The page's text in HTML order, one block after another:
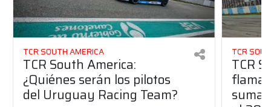
TCR SOUTH AMERICA
TCR South America:
¿Quiénes serán los pilotos
del Uruguay Racing Team?
TCR
TCR
suma